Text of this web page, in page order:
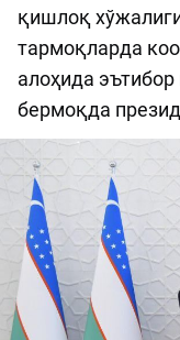
қишлоқ
тармоқларда
алоҳида
бермоқда